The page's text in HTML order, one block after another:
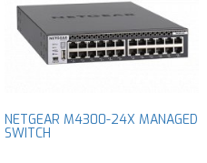
NETGEAR M4300-24X MANAGED
SWITCH